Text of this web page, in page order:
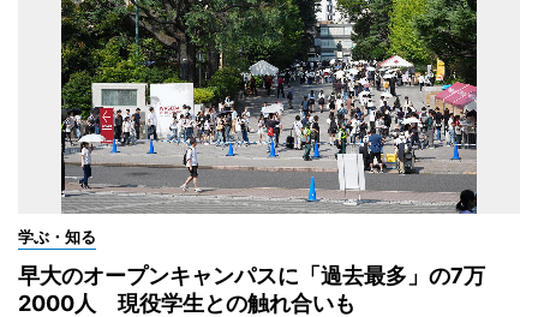
学ぶ・知る
早大のオープンキャンパスに「過去最多」の7万
2000人 現役学生との触れ合いも